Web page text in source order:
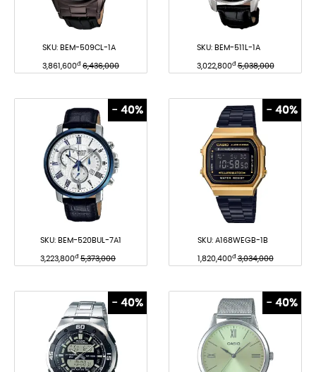
SKU:BEM-509CL-1A
3,861,600đ 6,436,000
SKU:BEM-511L-1A
3,022,800đ 5,038,000
- 40%
SKU:BEM-520BUL-7A1
3,223,800đ 5,373,000
- 40%
SKU:A168WEGB-1B
1,820,400đ 3,034,000
- 40% - 40%